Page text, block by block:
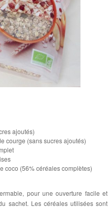
ajoutés)
courge (sans sucres ajoutés)
coco (56% céréales complètes)
pour une ouverture facile et
sachet. Les céréales utilisées sont